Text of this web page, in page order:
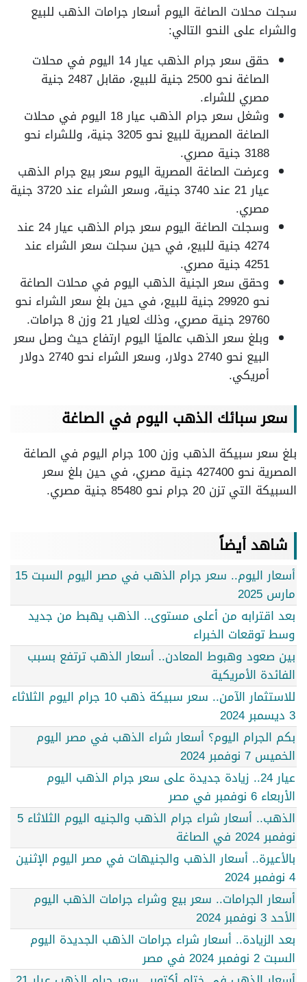
سجلت محلات الصاغة اليوم أسعار جرامات الذهب للبيع
والشراء على النحو التالي:
حقق سعر جرام الذهب عيار 14 اليوم في محلات
الصاغة نحو 2500 جنية للبيع، مقابل 2487 جنية
مصري للشراء.
وشغل سعر جرام الذهب عيار 18 اليوم في محلات
الصاغة المصرية للبيع نحو 3205 جنية، وللشراء نحو
3188 جنية مصري.
وعرضت الصاغة المصرية اليوم سعر بيع جرام الذهب
عيار 21 عند 3740 جنية، وسعر الشراء عند 3720 جنية
مصري.
وسجلت الصاغة اليوم سعر جرام الذهب عيار 24 عند
4274 جنية للبيع، في حين سجلت سعر الشراء عند
4251 جنية مصري.
وحقق سعر الجنية الذهب اليوم في محلات الصاغة
نحو 29920 جنية للبيع، في حين بلغ سعر الشراء نحو
29760 جنية مصري، وذلك لعيار 21 وزن 8 جرامات.
وبلغ سعر الذهب عالميًا اليوم ارتفاع حيث وصل سعر
البيع نحو 2740 دولار، وسعر الشراء نحو 2740 دولار
أمريكي.
سعر سبائك الذهب اليوم في الصاغة
بلغ سعر سبيكة الذهب وزن 100 جرام اليوم في الصاغة
المصرية نحو 427400 جنية مصري، في حين بلغ سعر
السبيكة التي تزن 20 جرام نحو 85480 جنية مصري.
شاهد أيضاً
أسعار اليوم.. سعر جرام الذهب في مصر اليوم السبت 15
مارس 2025
بعد اقترابه من أعلى مستوى.. الذهب يهبط من جديد
وسط توقعات الخبراء
بين صعود وهبوط المعادن.. أسعار الذهب ترتفع بسبب
الفائدة الأمريكية
للاستثمار الآمن.. سعر سبيكة ذهب 10 جرام اليوم الثلاثاء
3 ديسمبر 2024
بكم الجرام اليوم؟ أسعار شراء الذهب في مصر اليوم
الخميس 7 نوفمبر 2024
عيار 24.. زيادة جديدة على سعر جرام الذهب اليوم
الأربعاء 6 نوفمبر في مصر
الذهب.. أسعار شراء جرام الذهب والجنيه اليوم الثلاثاء 5
نوفمبر 2024 في الصاغة
بالأعيرة.. أسعار الذهب والجنيهات في مصر اليوم الإثنين
4 نوفمبر 2024
أسعار الجرامات.. سعر بيع وشراء جرامات الذهب اليوم
الأحد 3 نوفمبر 2024
بعد الزيادة.. أسعار شراء جرامات الذهب الجديدة اليوم
السبت 2 نوفمبر 2024 في مصر